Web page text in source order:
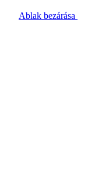
Ablak bezárása